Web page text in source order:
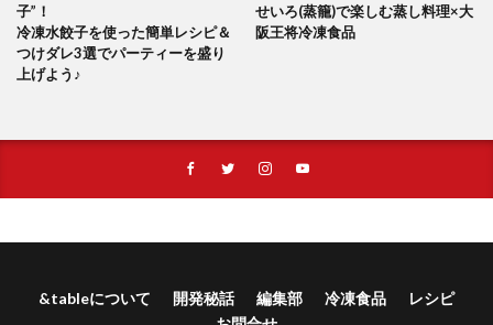
子”！
冷凍水餃子を使った簡単レシピ＆
つけダレ3選でパーティーを盛り
上げよう♪
せいろ(蒸籠)で楽しむ蒸し料理×大
阪王将冷凍食品
&tableについて 開発秘話 編集部 冷凍食品
レシピ